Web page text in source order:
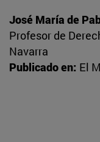
José María de
Profesor de
Navarra
Publicado en: El